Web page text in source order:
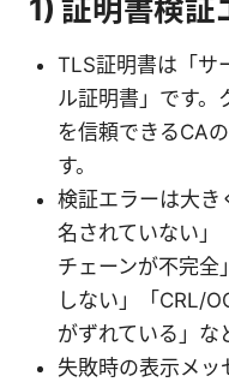
1) 証明書検証
TLS証明書は「サ
ル証明書」です。
を信頼できるCA
す。
検証エラーは大き
名されていない」
チェーンが不完
しない」「CRL/
がずれている」な
失敗時の表示メッ